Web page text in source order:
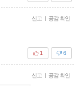
신고 | 공감 확인
6
1
신고 | 공감 확인